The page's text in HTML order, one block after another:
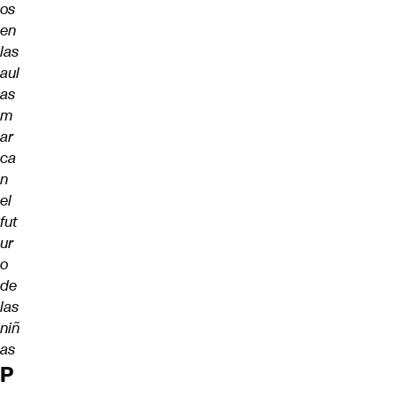
os
en
las
aul
as
m
ar
ca
n
el
fut
ur
o
de
las
niñ
as
P